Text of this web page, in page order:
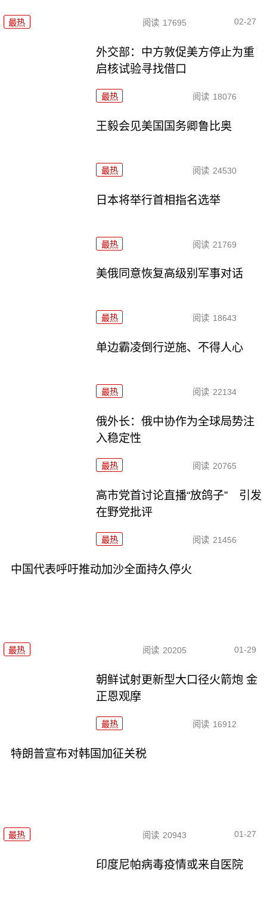
最热 阅读 17695 02-27
外交部：中方敦促美方停止为重
启核试验寻找借口
最热 阅读 18076
王毅会见美国国务卿鲁比奥
最热 阅读 24530
日本将举行首相指名选举
最热 阅读 21769
美俄同意恢复高级别军事对话
最热 阅读 18643
单边霸凌倒行逆施、不得人心
最热 阅读 22134
俄外长：俄中协作为全球局势注
入稳定性
最热 阅读 20765
高市党首讨论直播“放鸽子” 引发
在野党批评
最热 阅读 21456
中国代表呼吁推动加沙全面持久停火
最热 阅读 20205 01-29
朝鲜试射更新型大口径火箭炮 金
正恩观摩
最热 阅读 16912
特朗普宣布对韩国加征关税
最热 阅读 20943 01-27
印度尼帕病毒疫情或来自医院